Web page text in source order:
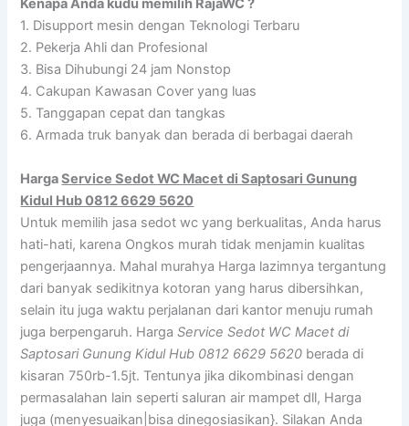
Kenapa Anda kudu memilih RajaWC ?
1. Disupport mesin dengan Teknologi Terbaru
2. Pekerja Ahli dan Profesional
3. Bisa Dihubungi 24 jam Nonstop
4. Cakupan Kawasan Cover yang luas
5. Tanggapan cepat dan tangkas
6. Armada truk banyak dan berada di berbagai daerah
HargaService Sedot WC Macet di Saptosari Gunung
Kidul Hub 0812 6629 5620
Untuk memilih jasa sedot wc yang berkualitas, Anda harus
hati-hati, karena Ongkos murah tidak menjamin kualitas
pengerjaannya. Mahal murahya Harga lazimnya tergantung
dari banyak sedikitnya kotoran yang harus dibersihkan,
selain itu juga waktu perjalanan dari kantor menuju rumah
juga berpengaruh. HargaService Sedot WC Macet di
Saptosari Gunung Kidul Hub 0812 6629 5620 berada di
kisaran 750rb-1.5jt. Tentunya jika dikombinasi dengan
permasalahan lain seperti saluran air mampet dll, Harga
juga (menyesuaikan|bisa dinegosiasikan}. Silakan Anda